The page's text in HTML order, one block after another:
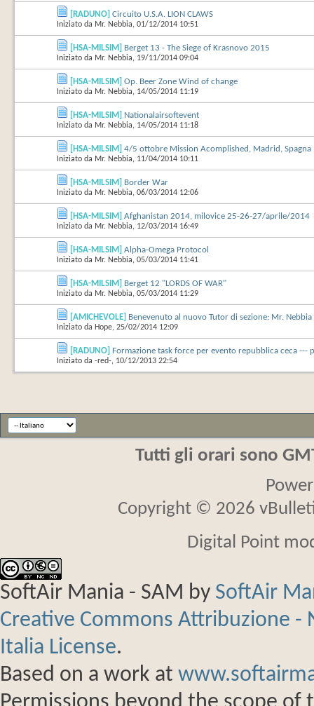
[RADUNO] Circuito U.S.A. LION CLAWS
Iniziato da Mr. Nebbia‎, 01/12/2014 10:51
[HSA-MILSIM] Berget 13 - The Siege of Krasnovo 2015
Iniziato da Mr. Nebbia‎, 19/11/2014 09:04
[HSA-MILSIM] Op. Beer Zone Wind of change
Iniziato da Mr. Nebbia‎, 14/05/2014 11:19
[HSA-MILSIM] Nationalairsoftevent
Iniziato da Mr. Nebbia‎, 14/05/2014 11:18
[HSA-MILSIM] 4/5 ottobre Mission Acomplished, Madrid, Spagna
Iniziato da Mr. Nebbia‎, 11/04/2014 10:11
[HSA-MILSIM] Border War
Iniziato da Mr. Nebbia‎, 06/03/2014 12:06
[HSA-MILSIM] Afghanistan 2014, milovice 25-26-27/aprile/2014
Iniziato da Mr. Nebbia‎, 12/03/2014 16:49
[HSA-MILSIM] Alpha-Omega Protocol
Iniziato da Mr. Nebbia‎, 05/03/2014 11:41
[HSA-MILSIM] Berget 12 "LORDS OF WAR"
Iniziato da Mr. Nebbia‎, 05/03/2014 11:29
[AMICHEVOLE] Benevenuto al nuovo Tutor di sezione: Mr. Nebbia
Iniziato da Hope‎, 25/02/2014 12:09
[RADUNO] Formazione task force per evento repubblica ceca
Iniziato da -red-‎, 10/12/2013 22:54
Tutti gli orari sono
Copyright © 2026
Digital Point
SoftAir Mania - SAM by SoftAir
Creative Commons Attribuzione
Italia License.
Based on a work at